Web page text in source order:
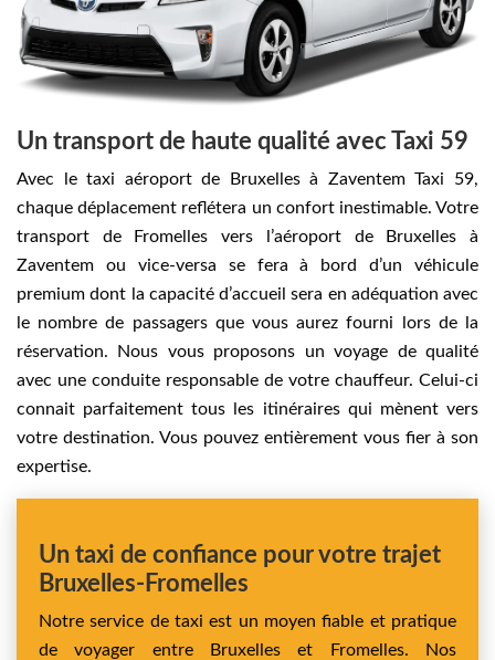
Un transport de haute qualité avec Taxi 59
Avec le taxi aéroport de Bruxelles à Zaventem Taxi 59,
chaque déplacement reflétera un confort inestimable. Votre
transport de Fromelles vers l’aéroport de Bruxelles à
Zaventem ou vice-versa se fera à bord d’un véhicule
premium dont la capacité d’accueil sera en adéquation avec
le nombre de passagers que vous aurez fourni lors de la
réservation. Nous vous proposons un voyage de qualité
avec une conduite responsable de votre chauffeur. Celui-ci
connait parfaitement tous les itinéraires qui mènent vers
votre destination. Vous pouvez entièrement vous fier à son
expertise.
Un taxi de confiance pour votre trajet
Bruxelles-Fromelles
Notre service de taxi est un moyen fiable et pratique
de voyager entre Bruxelles et Fromelles. Nos